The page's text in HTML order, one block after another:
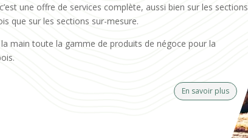
une offre de services complète, aussi bien sur les sections
que sur les sections sur-mesure.
main toute la gamme de produits de négoce pour la
En savoir plus